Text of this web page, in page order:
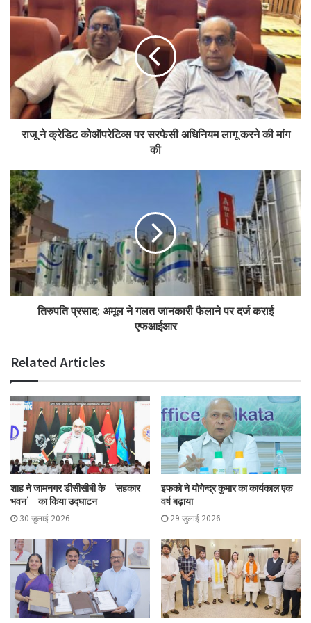
Tags business cooperative mahesh nagari multi state
राजू ने क्रेडिट कोऑपरेटिव्स पर सरफेसी अधिनियम लागू करने की मांग
की
तिरुपति प्रसाद: अमूल ने गलत जानकारी फैलाने पर दर्ज कराई
एफआईआर
Related Articles
शाह ने जामनगर डीसीसीबी के ‘सहकार
भवन’ का किया उद्घाटन
30 जुलाई 2026
इफको ने योगेन्द्र कुमार का कार्यकाल एक
वर्ष बढ़ाया
29 जुलाई 2026